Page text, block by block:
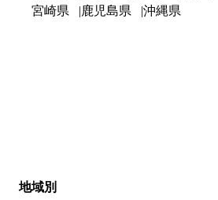
宮崎県
鹿児島県 沖縄県
地域別